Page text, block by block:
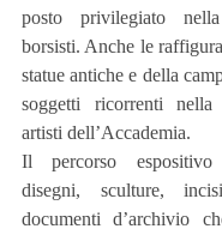
posto privilegiato
borsisti. Anche le
statue antiche e della
soggetti ricorrenti nella
artisti dell’Accademia.
Il percorso
disegni, sculture,
documenti d’archivio